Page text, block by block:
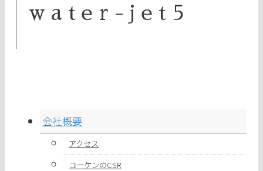
water-jet5
会社概要
アクセス
コーケンのCSR